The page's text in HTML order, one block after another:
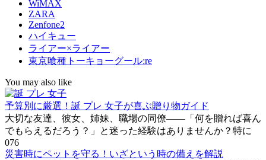
WiMAX
ZARA
Zenfone2
ハイキュー
ライアー×ライアー
東京喰種トーキョーグール:re
You may also like
予算別に厳選！誕 プレ 女子が喜ぶ贈り物ガイド
大切な友達、彼女、姉妹、職場の同僚――「何を贈れば喜ん
でもらえるだろう？」と迷った経験はありませんか？特に
076
災害時にペットを守る！いざという時の備えを解説